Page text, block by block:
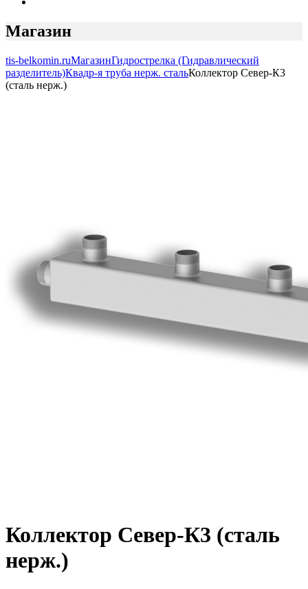
Магазин
tis-belkomin.ruМагазинГидрострелка (Гидравлический
разделитель)Квадр-я труба нерж. стальКоллектор Север-К3
(сталь нерж.)
Коллектор Север-К3 (сталь
нерж.)